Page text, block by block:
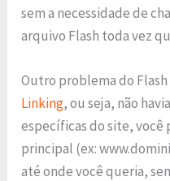
sem a necessidade de
arquivo Flash toda vez
Outro problema do Flash
Linking, ou seja, não
específicas do site, você
principal (ex:
até onde você queria,